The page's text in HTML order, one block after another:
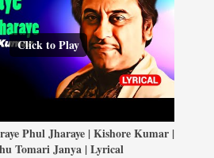
Click to Play
Phul Jharaye | Kishore Kumar |
Tomari Janya | Lyrical